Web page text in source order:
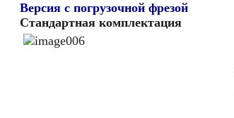
Версия с погрузочной фрезой
Стандартная комплектация